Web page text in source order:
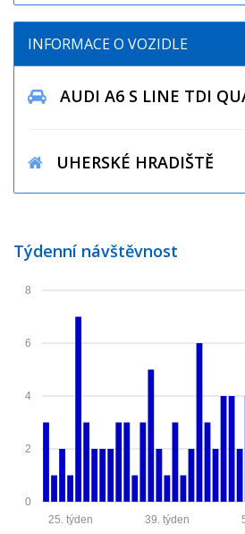
INFORMACE O VOZIDLE
AUDI A6 S LINE TDI
UHERSKÉ HRADIŠTĚ
Týdenní návštěvnost
0
2
4
6
8
39. týden
25. týden